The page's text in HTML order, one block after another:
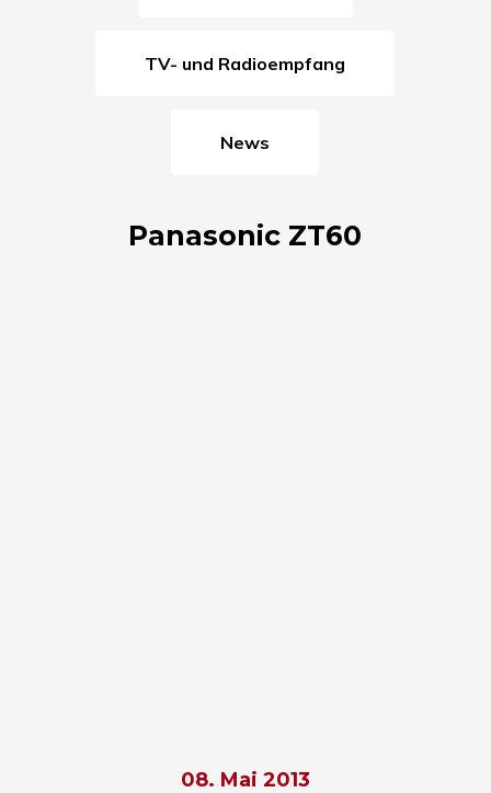
TV- und Radioempfang
News
Panasonic ZT60
08. Mai 2013